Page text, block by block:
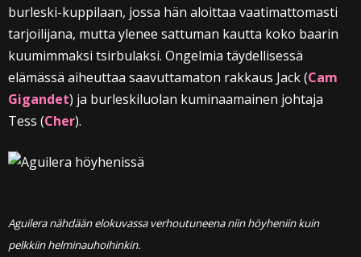
burleski-kuppilaan, jossa hän aloittaa vaatimattomasti
tarjoilijana, mutta ylenee sattuman kautta koko baarin
kuumimmaksi tsirbulaksi. Ongelmia täydellisessä
elämässä aiheuttaa saavuttamaton rakkaus Jack (Cam
Gigandet) ja burleskiluolan kuminaamainen johtaja
Tess (Cher).
Aguilera nähdään elokuvassa verhoutuneena niin höyheniin kuin
pelkkiin helminauhoihinkin.